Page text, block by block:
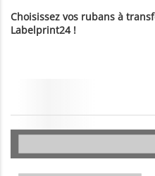
Choisissez vos rubans à
Labelprint24 !